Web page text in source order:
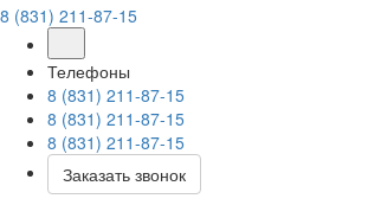
8 (831) 211-87-15
Телефоны
8 (831) 211-87-15
8 (831) 211-87-15
8 (831) 211-87-15
Заказать звонок